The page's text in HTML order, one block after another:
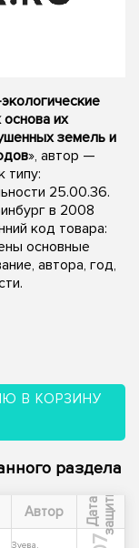
их
земель и
», автор —
типу:
25.00.36.
в 2008
код товара:
основные
автора, год,
В КОРЗИНУ
раздела
Автор Д
а
т
а
з
а
щ
и
т ы
Зуева,